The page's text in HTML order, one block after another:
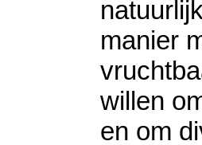
manier
willen
en om